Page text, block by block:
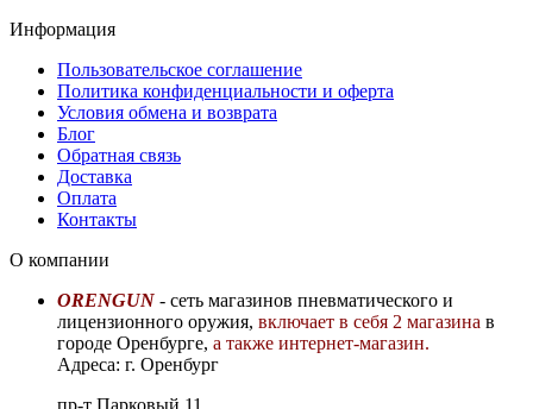
Информация
Пользовательское соглашение
Политика конфиденциальности и оферта
Условия обмена и возврата
Блог
Обратная связь
Доставка
Оплата
Контакты
О компании
ORENGUN - сеть магазинов пневматического и
лицензионного оружия, включает в себя 2 магазина в
городе Оренбурге, а также интернет-магазин.
Адреса: г. Оренбург
пр-т Парковый 11,